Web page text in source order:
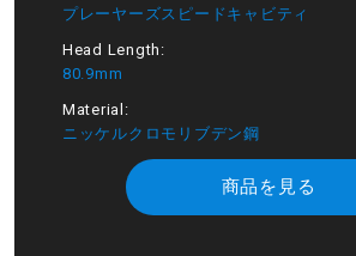
プレーヤーズスピードキャビティ
Head Length:
80.9mm
Material:
ニッケルクロモリブデン鋼
商品を見る